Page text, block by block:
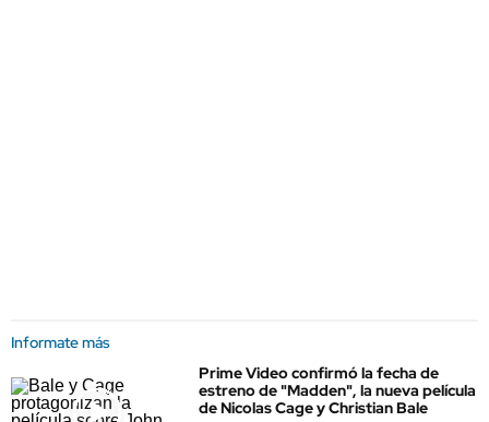
Informate más
Prime Video confirmó la fecha de
estreno de "Madden", la nueva película
de Nicolas Cage y Christian Bale